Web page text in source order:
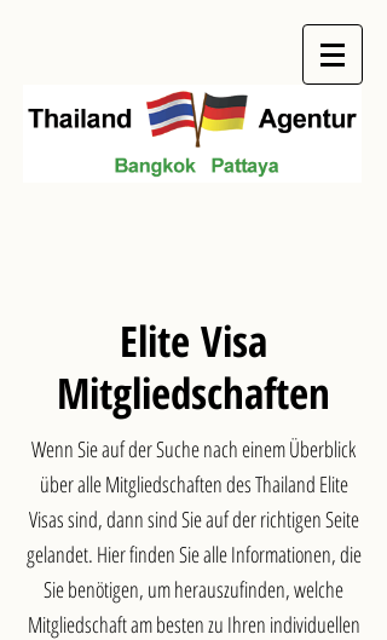
Elite Visa
Mitgliedschaften
Wenn Sie auf der Suche nach einem Überblick
über alle Mitgliedschaften des Thailand Elite
Visas sind, dann sind Sie auf der richtigen Seite
gelandet. Hier finden Sie alle Informationen, die
Sie benötigen, um herauszufinden, welche
Mitgliedschaft am besten zu Ihren individuellen